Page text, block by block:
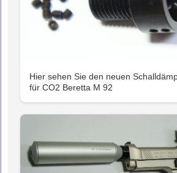
Hier sehen Sie den neuen
für CO2 Beretta M 92